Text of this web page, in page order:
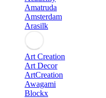
Amatruda
Amsterdam
Arasilk
Art Creation
Art Decor
ArtCreation
Awagami
Blockx